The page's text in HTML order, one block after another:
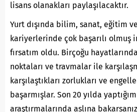
lisans olanakları paylaşılacaktır.
Yurt dışında bilim, sanat, eğitim
kariyerlerinde çok başarılı olmuş
fırsatım oldu. Birçoğu
noktaları ve travmalar ile
karşılaştıkları zorlukları ve
başarmışlar. Son 20 yılda
araştırmalarında aslına